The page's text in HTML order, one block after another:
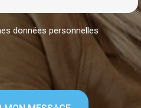
données personnelles